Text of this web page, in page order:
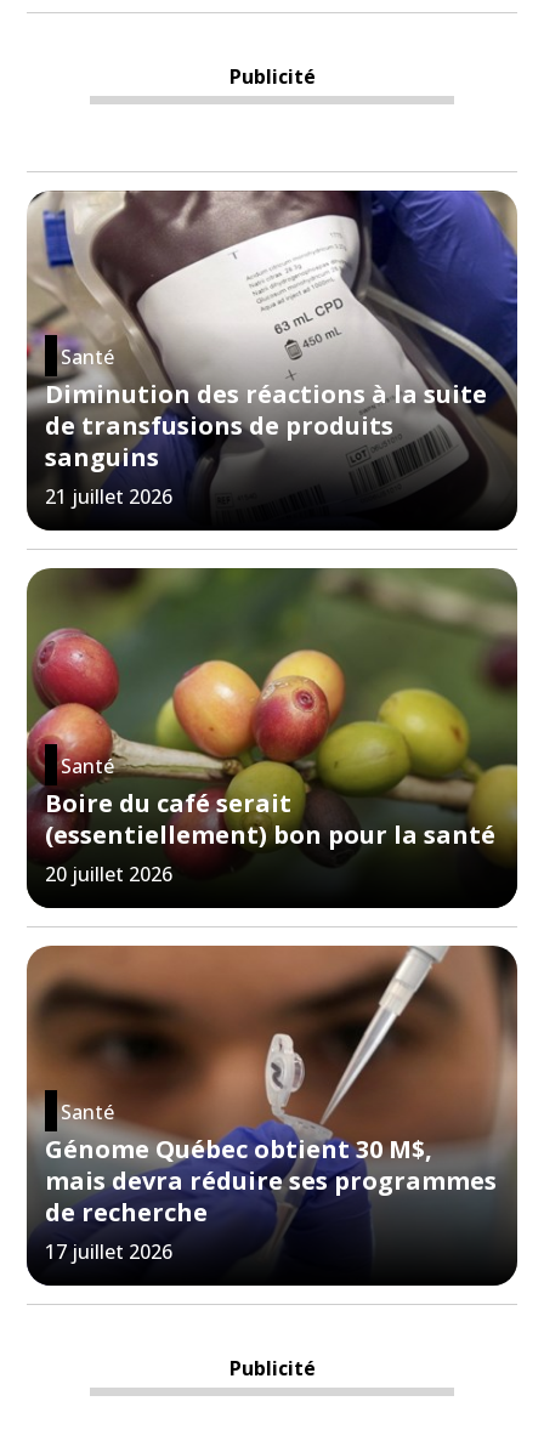
Publicité
Santé
Diminution des réactions à la suite
de transfusions de produits
sanguins
21 juillet 2026
Santé
Boire du café serait
(essentiellement) bon pour la santé
20 juillet 2026
Santé
Génome Québec obtient 30 M$,
mais devra réduire ses programmes
de recherche
17 juillet 2026
Publicité